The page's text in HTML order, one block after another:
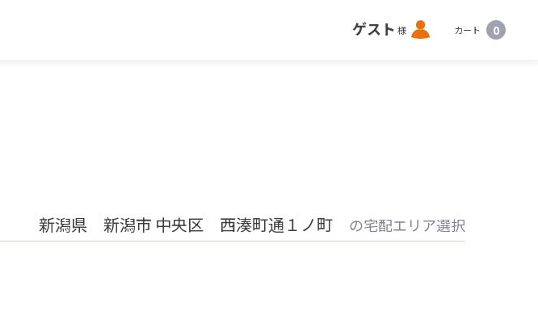
ゲスト 様 ロ
グ
カート 0
新潟県 新潟市 中央区 西湊町通１ノ町 の宅配エリア選択